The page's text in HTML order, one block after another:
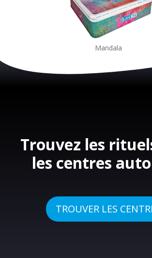
Mandala
Trouvez les
les centres
TROUVER LES